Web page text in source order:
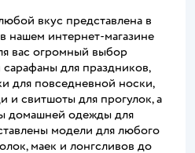
вкус представлена в
нашем интернет-магазине
вас огромный выбор
для праздников,
для повседневной носки,
и свитшоты для прогулок, а
домашней одежды для
модели для любого
маек и лонгсливов до